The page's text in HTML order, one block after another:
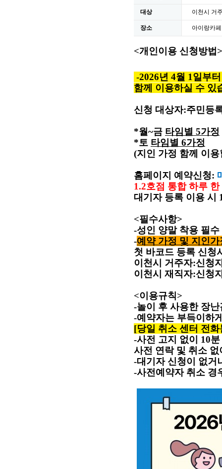
대상 이천시 거
장소 아이랑카
<개인이용 신청방법 >
-2026년 4월 1일부
함께 이용하실 수 있
신청 대상자:주민등
*월~금 타임별 5가정
*토 타임별 6가정
(지인 가정 함께 이
홈페이지 예약신청:
1.2호점 통합 하루 한
대기자 등록 이용 시
<필수사항>
-성인 양말 착용 필수
-예약 가정 및 지인
첫 바코드 등록 신청
이천시 거주자:신청
이천시 재직자:신청
<이용규칙>
-놀이 후 사용한 장
-예약자는 부득이하
[당일 취소 센터 전
-사전 고지 없이 10
사전 연락 및 취소
-대기자 신청이 없거
-사전예약자 취소 경